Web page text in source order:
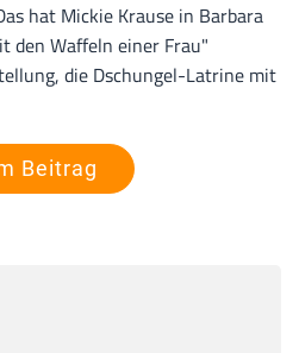
hat Mickie Krause in Barbara
den Waffeln einer Frau"
die Dschungel-Latrine mit
Beitrag